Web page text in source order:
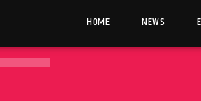
HOME NEWS